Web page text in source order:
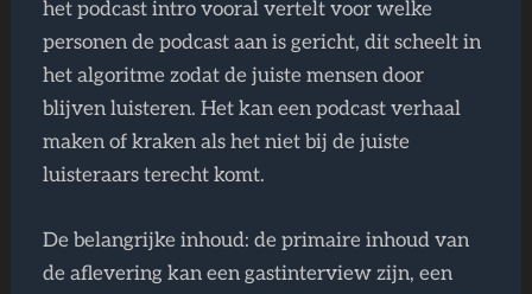
het podcast intro vooral vertelt voor welke
personen de podcast aan is gericht, dit scheelt in
het algoritme zodat de juiste mensen door
blijven luisteren. Het kan een podcast verhaal
maken of kraken als het niet bij de juiste
luisteraars terecht komt.
De belangrijke inhoud: de primaire inhoud van
de aflevering kan een gastinterview zijn, een